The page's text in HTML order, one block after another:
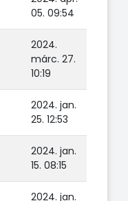
05. 09:54
2024.
márc. 27.
10:19
2024. jan.
25. 12:53
2024. jan.
15. 08:15
2024. jan.